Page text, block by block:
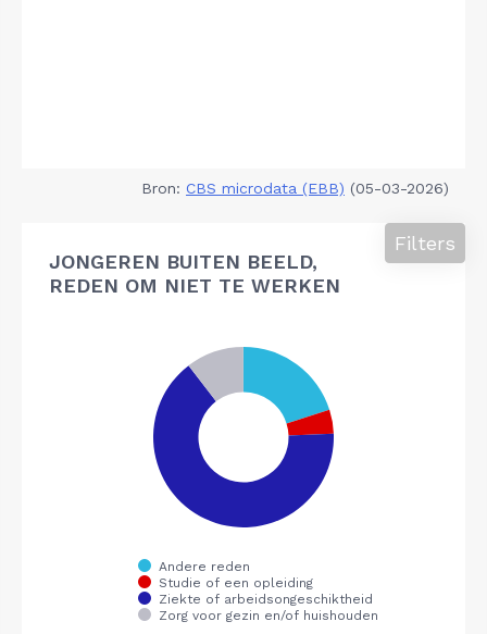
Bron: CBS microdata (EBB) (05-03-2026)
JONGEREN BUITEN BEELD,
REDEN OM NIET TE WERKEN
Filters